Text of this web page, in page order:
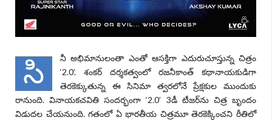
సి
నీ అభిమానులంతా ఎంతో ఆసక్తిగా ఎదురుచూస్తున్న చిత్రం
‘2.0’. శంకర్‌ దర్శకత్వంలో రజనీకాంత్‌ కథానాయకుడిగా
తెరకెక్కుతున్న ఈ సినిమా త్వరలోనే ప్రేక్షకుల ముందుకు
రానుంది. వినాయకచవితి సందర్భంగా ‘2.0’ 3డీ టీజర్‌ను చిత్ర బృందం
విడుదల చేయనుంది. గతంలో ఏ భారతీయ చిత్రమూ తెరకెక్కించని రీతిలో